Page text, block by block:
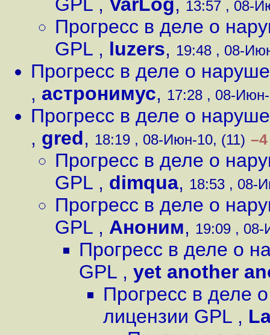
13:57 , 08-
Прогресс в деле о
GPL , luzers, 19:48 , 08-
Прогресс в деле о
, астронимус, 17:28 , 08-
Прогресс в деле о
, gred, 18:19 , 08-Июн-10, (11) –4
Прогресс в деле о
GPL , dimqua, 18:53 , 08-
Прогресс в деле о
GPL , Аноним, 19:09 ,
Прогресс в деле о
GPL , yet another
Прогресс в деле
лицензии GPL ,